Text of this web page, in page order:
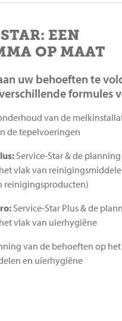
EEN
OP MAAT
uw behoeften te
formules
van de
de tepelvoeringen
Service-Star & de
vlak van
reinigingsproducten)
Service-Star Plus & de
vlak van uierhygiëne
van de behoeften op
en uierhygiëne